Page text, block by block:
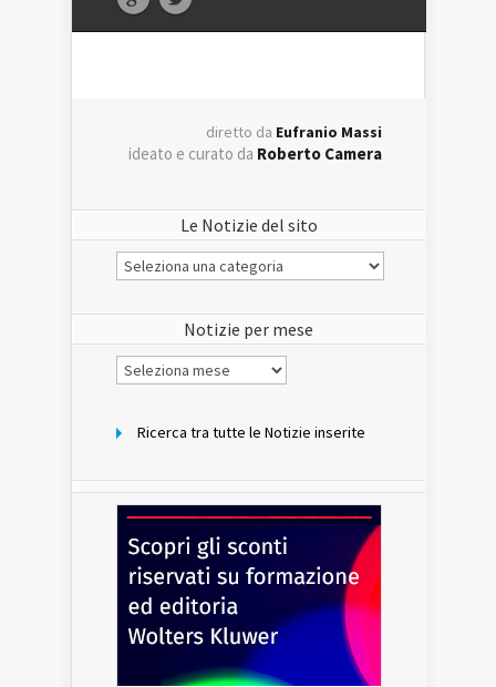
diretto da Eufranio Massi
ideato e curato da Roberto Camera
Le Notizie del sito
Le
Notizie
Notizie per mese
Notizie
per
Ricerca tra tutte le Notizie inserite